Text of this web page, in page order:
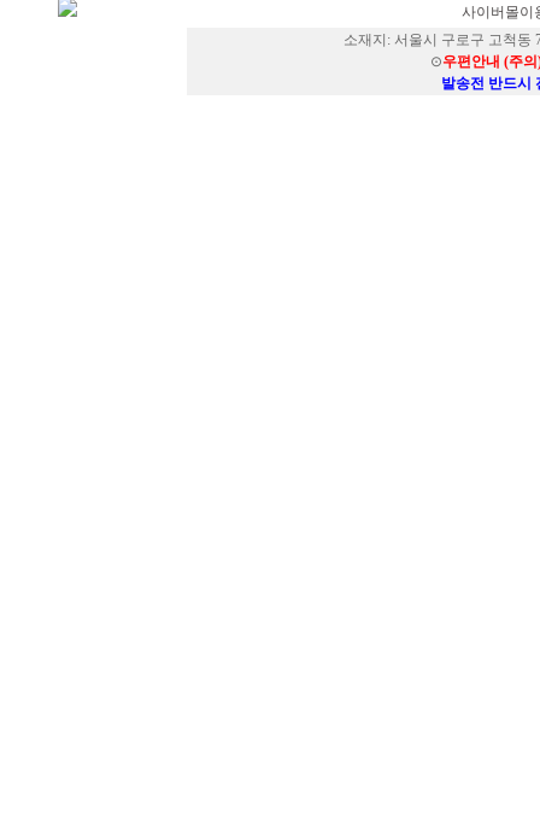
사이버몰이
소재지: 서울시 구로구 고척동
⊙우편안내 (주
발송전 반드시